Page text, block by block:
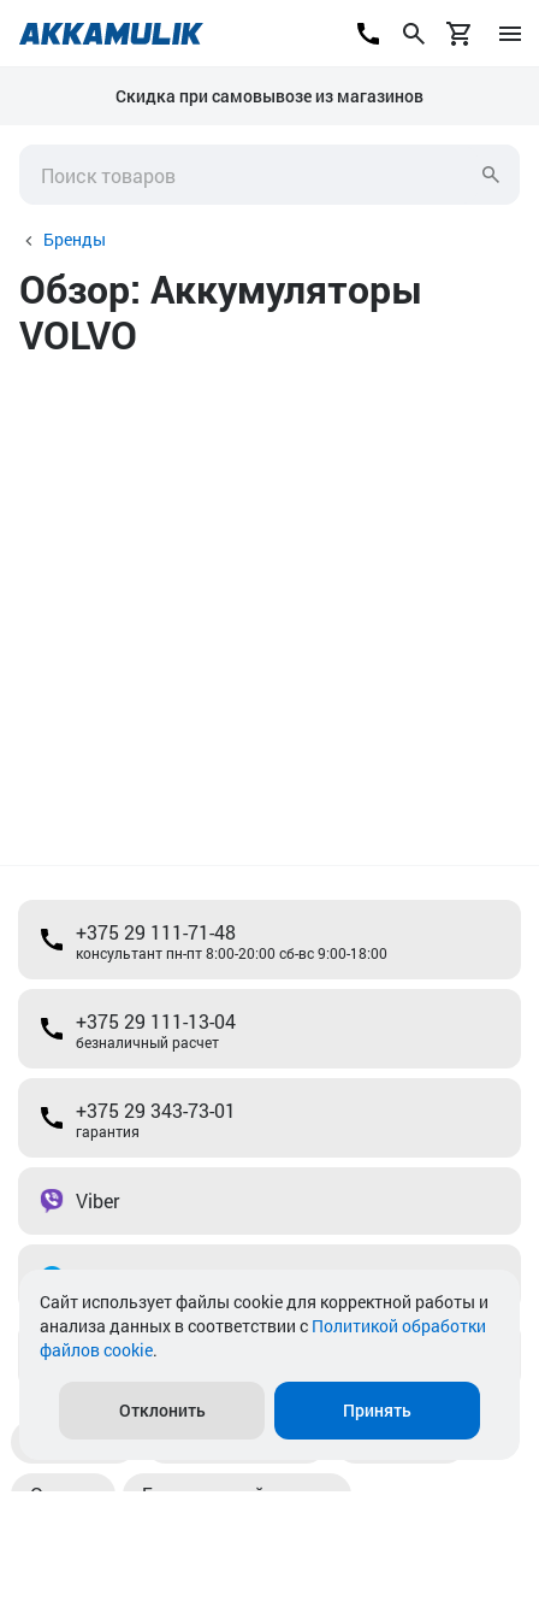
Скидка при самовывозе из магазинов
Бренды
Обзор: Аккумуляторы
VOLVO
+375 29 111-71-48
консультант пн-пт 8:00-20:00 сб-вс 9:00-18:00
+375 29 111-13-04
безналичный расчет
+375 29 343-73-01
гарантия
Viber
info@akkamulik.by
Пункты выдачи Магазины
Оплата Безналичный расчет
Cайт использует файлы cookie для корректной работы и
анализа данных в соответствии с Политикой обработки
файлов cookie.
Отклонить Принять